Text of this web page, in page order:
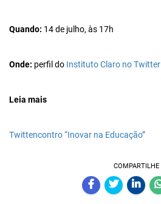
Quando: 14 de julho, às 17h
Onde: perfil do Instituto Claro no Twitter
Leia mais
Twittencontro “Inovar na Educação”
COMPARTILHE